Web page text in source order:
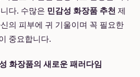
다. 수많은 민감성 화장품 추천 제
의 피부에 귀 기울이며 꼭 필요한
중요합니다.
화장품의 새로운 패러다임